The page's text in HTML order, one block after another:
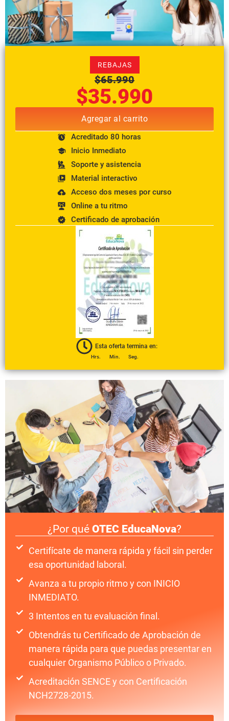
REBAJAS
$65.990
$35.990
Agregar al carrito
Acreditado 80 horas
Inicio Inmediato
Soporte y asistencia
Material interactivo
Acceso dos meses por curso
Online a tu ritmo
Certificado de aprobación
Esta oferta termina en:
Hrs. Min. Seg.
¿Por qué OTEC EducaNova?
Certifícate de manera rápida y fácil sin perder
esa oportunidad laboral.
Avanza a tu propio ritmo y con INICIO
INMEDIATO.
3 Intentos en tu evaluación final.
Obtendrás tu Certificado de Aprobación de
manera rápida para que puedas presentar en
cualquier Organismo Público o Privado.
Acreditación SENCE y con Certificación
NCH2728-2015.